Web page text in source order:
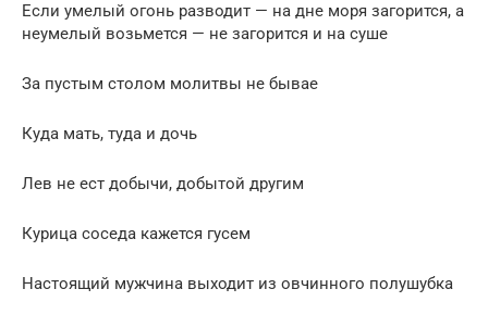
Если умелый огонь разводит — на дне моря загорится, а
неумелый возьмется — не загорится и на суше
За пустым столом молитвы не бывае
Куда мать, туда и дочь
Лев не ест добычи, добытой другим
Курица соседа кажется гусем
Настоящий мужчина выходит из овчинного полушубка